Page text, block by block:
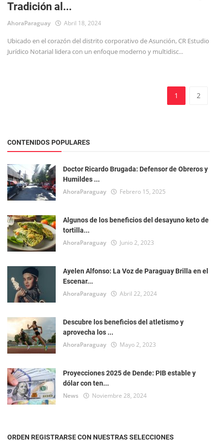
Tradición al...
AhoraParaguay Abril 18, 2024
Ubicado en el corazón del distrito corporativo de Asunción, CR Estudio
Jurídico Notarial lidera con un enfoque moderno y multidisc...
1 2
CONTENIDOS POPULARES
Doctor Ricardo Brugada: Defensor de Obreros y
Humildes ...
AhoraParaguay Febrero 15, 2025
Algunos de los beneficios del desayuno keto de
tortilla...
AhoraParaguay Junio 2, 2023
Ayelen Alfonso: La Voz de Paraguay Brilla en el
Escenar...
AhoraParaguay Abril 22, 2024
Descubre los beneficios del atletismo y
aprovecha los ...
AhoraParaguay Mayo 2, 2023
Proyecciones 2025 de Dende: PIB estable y
dólar con ten...
News Noviembre 28, 2024
ORDEN REGISTRARSE CON NUESTRAS SELECCIONES